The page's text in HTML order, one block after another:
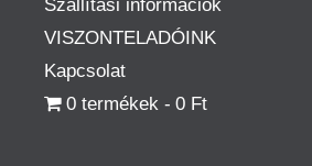
Szállítási információk
VISZONTELADÓINK
Kapcsolat
0 termékek
0 Ft